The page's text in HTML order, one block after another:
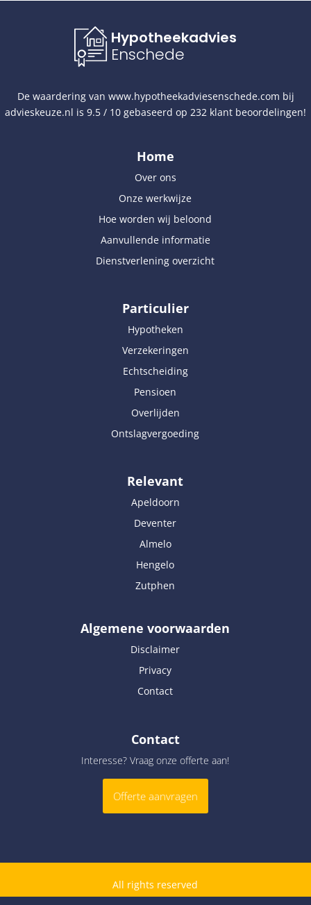
Hypotheekadvies
Enschede
De waardering van www.hypotheekadviesenschede.com bij
advieskeuze.nl is 9.5 / 10 gebaseerd op 232 klant beoordelingen!
Home
Over ons
Onze werkwijze
Hoe worden wij beloond
Aanvullende informatie
Dienstverlening overzicht
Particulier
Hypotheken
Verzekeringen
Echtscheiding
Pensioen
Overlijden
Ontslagvergoeding
Relevant
Apeldoorn
Deventer
Almelo
Hengelo
Zutphen
Algemene voorwaarden
Disclaimer
Privacy
Contact
Contact
Interesse? Vraag onze offerte aan!
Offerte aanvragen
All rights reserved